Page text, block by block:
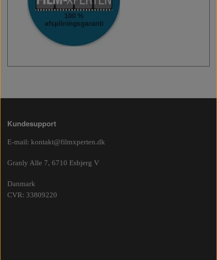
Kundesupport
E-mail: kontakt@filmxperten.dk
Granly Alle 7, 6710 Esbjerg V
Danmark
CVR: 33809220